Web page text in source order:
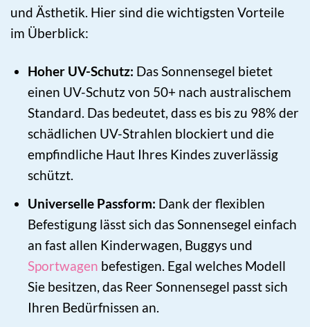
und Ästhetik. Hier sind die wichtigsten Vorteile
im Überblick:
Hoher UV-Schutz: Das Sonnensegel bietet
einen UV-Schutz von 50+ nach australischem
Standard. Das bedeutet, dass es bis zu 98% der
schädlichen UV-Strahlen blockiert und die
empfindliche Haut Ihres Kindes zuverlässig
schützt.
Universelle Passform: Dank der flexiblen
Befestigung lässt sich das Sonnensegel einfach
an fast allen Kinderwagen, Buggys und
Sportwagen befestigen. Egal welches Modell
Sie besitzen, das Reer Sonnensegel passt sich
Ihren Bedürfnissen an.